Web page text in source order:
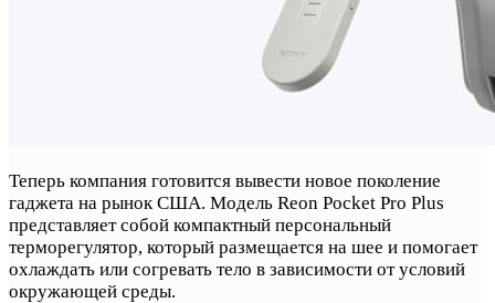
Теперь компания готовится вывести новое поколение
гаджета на рынок США. Модель Reon Pocket Pro Plus
представляет собой компактный персональный
терморегулятор, который размещается на шее и помогает
охлаждать или согревать тело в зависимости от условий
окружающей среды.